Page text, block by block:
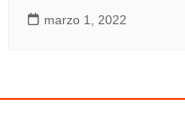
marzo 1, 2022